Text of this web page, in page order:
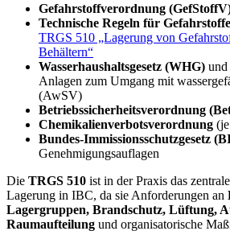
Gefahrstoffverordnung
Technische Regeln für
TRGS 510 „Lagerung von
Behältern“
Wasserhaushaltsgesetz (WHG) und
Anlagen zum Umgang mit
(AwSV)
Betriebssicherheitsverordnung
Chemikalienverbotsverordnung
Bundes-Immissionsschutzgesetz
Genehmigungsauflagen
Die TRGS 510 ist in der Praxis das
Lagerung in IBC, da sie Anforderungen an
Lagergruppen, Brandschutz, Lüftung,
Raumaufteilung und organisatorische